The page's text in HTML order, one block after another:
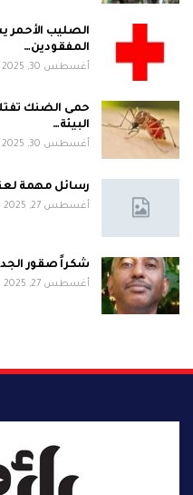
الصليب الأحمر
المفقودين…
أغسطس 30, 2025
حمى الضنك
البيئة…
أغسطس 30, 2025
رسائل مهمة
أغسطس 27, 2025
شكراً صقور
أغسطس 27, 2025